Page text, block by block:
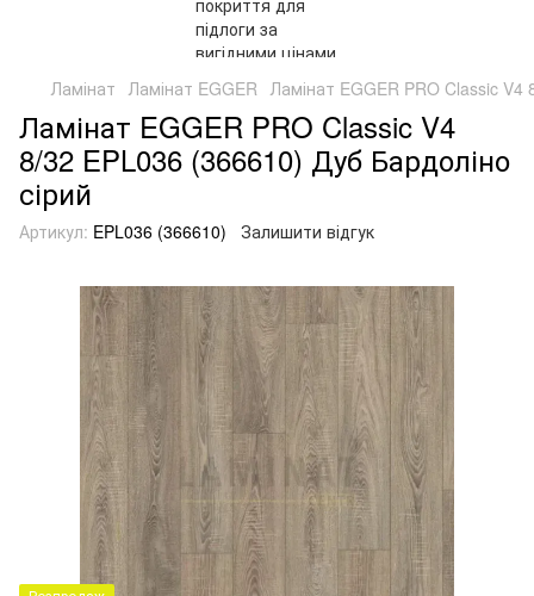
Ламінат Ламінат EGGER Ламінат EGGER PRO Classic
Ламінат EGGER PRO Classic V4
8/32 EPL036 (366610) Дуб Бардоліно
сірий
Артикул: EPL036 (366610) Залишити відгук